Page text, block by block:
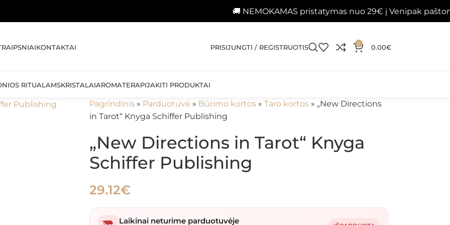
🚚 NEMOKAMAS pristatymas nuo 29€ į Venipak paštomatus 📦
KONTAKTAI PRISIJUNGTI / REGISTRUOTIS 0 0.00€
RITUALAMSKRISTALAIAROMATERAPIJAKITI PRODUKTAI
Pagrindinis» Parduotuvė » Būrimo kortos» Taro kortos» „New Directions
in Tarot“ Knyga Schiffer Publishing
„New Directions in Tarot“ Knyga
Schiffer Publishing
29.12€
Laikinai neturime parduotuvėje